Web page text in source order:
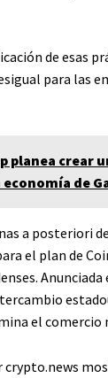
de esas
para las
planea crear
de
a posteriori
el plan de
el
crypto.news